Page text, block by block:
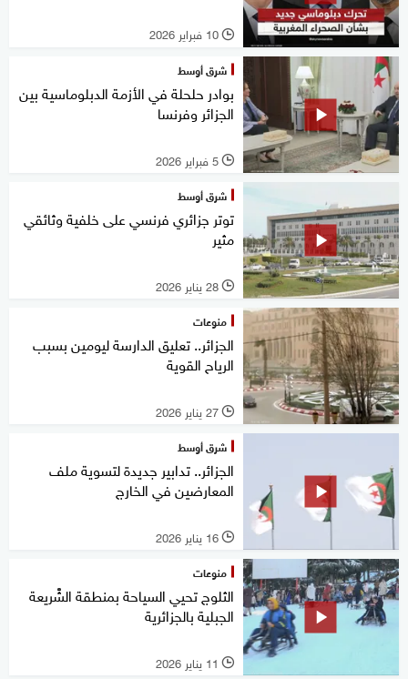
l 10 فبراير 2026
شرق أوسط
بوادر حلحلة في الأزمة الدبلوماسية بين
الجزائر وفرنسا
l 5 فبراير 2026
شرق أوسط
توتر جزائري فرنسي على خلفية وثائقي
مثير
l 28 يناير 2026
منوعات
الجزائر.. تعليق الدارسة ليومين بسبب
الرياح القوية
l 27 يناير 2026
شرق أوسط
الجزائر.. تدابير جديدة لتسوية ملف
المعارضين في الخارج
l 16 يناير 2026
منوعات
الثلوج تحيي السياحة بمنطقة الشّْريعة
الجبلية بالجزائرية
l 11 يناير 2026